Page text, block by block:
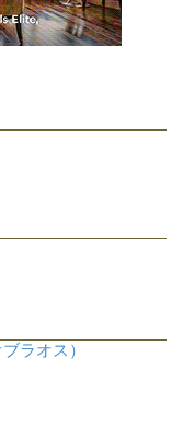
ラオス）